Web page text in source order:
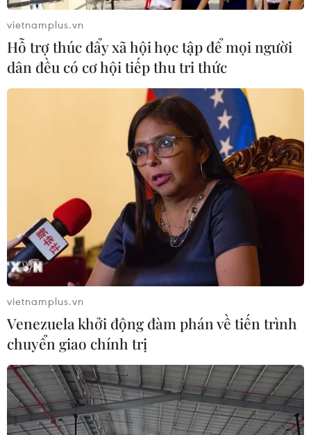
vietnamplus.vn
Hỗ trợ thúc đẩy xã hội học tập để mọi người
dân đều có cơ hội tiếp thu tri thức
vietnamplus.vn
Venezuela khởi động đàm phán về tiến trình
chuyển giao chính trị